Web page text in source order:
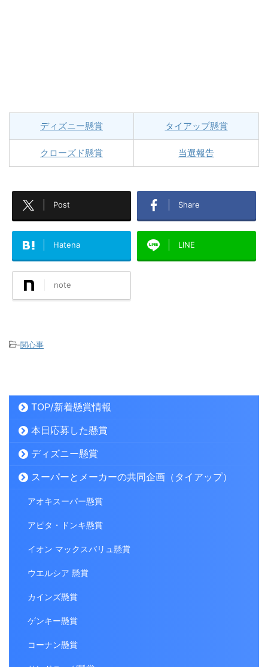
ディズニー懸賞 タイアップ懸賞
クローズド懸賞 当選報告
Post Share
Hatena LINE
note
-関心事
TOP/新着懸賞情報
本日応募した懸賞
ディズニー懸賞
スーパーとメーカーの共同企画（タイアップ）
アオキスーパー懸賞
アピタ・ドンキ懸賞
イオン マックスバリュ懸賞
ウエルシア 懸賞
カインズ懸賞
ゲンキー懸賞
コーナン懸賞